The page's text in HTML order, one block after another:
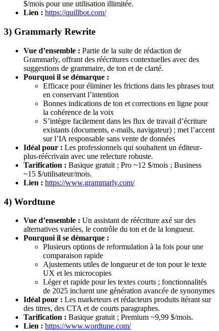
$/mois pour une utilisation illimitée.
Lien : https://quillbot.com/
3) Grammarly Rewrite
Vue d’ensemble : Partie de la suite de rédaction de
Grammarly, offrant des réécritures contextuelles avec des
suggestions de grammaire, de ton et de clarté.
Pourquoi il se démarque :
Efficace pour éliminer les frictions dans les phrases tout
en conservant l’intention
Bonnes indications de ton et corrections en ligne pour
la cohérence de la voix
S’intègre facilement dans les flux de travail d’écriture
existants (documents, e-mails, navigateur) ; met l’accent
sur l’IA responsable sans vente de données
Idéal pour : Les professionnels qui souhaitent un éditeur-
plus-réécrivain avec une relecture robuste.
Tarification : Basique gratuit ; Pro ~12 $/mois ; Business
~15 $/utilisateur/mois.
Lien : https://www.grammarly.com/
4) Wordtune
Vue d’ensemble : Un assistant de réécriture axé sur des
alternatives variées, le contrôle du ton et de la longueur.
Pourquoi il se démarque :
Plusieurs options de reformulation à la fois pour une
comparaison rapide
Ajustements utiles de longueur et de ton pour le texte
UX et les microcopies
Léger et rapide pour les textes courts ; fonctionnalités
de 2025 incluent une génération avancée de synonymes
Idéal pour : Les marketeurs et rédacteurs produits itérant sur
des titres, des CTA et de courts paragraphes.
Tarification : Basique gratuit ; Premium ~9,99 $/mois.
Lien : https://www.wordtune.com/